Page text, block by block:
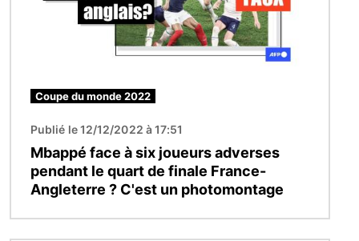
Coupe du monde 2022
Publié le 12/12/2022 à 17:51
Mbappé face à six joueurs adverses
pendant le quart de finale France-
Angleterre ? C'est un photomontage